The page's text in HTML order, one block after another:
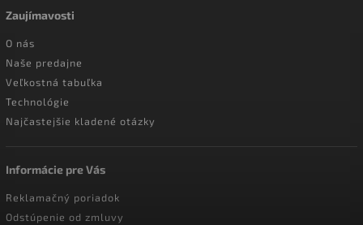
Zaujímavosti
O nás
Naše predajne
Veľkostná tabuľka
Technológie
Najčastejšie kladené otázky
Informácie pre Vás
Reklamačný poriadok
Odstúpenie od zmluvy